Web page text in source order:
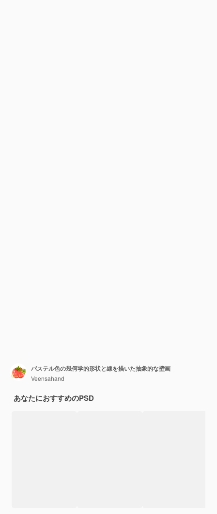
パステル色の幾何学的形状と線を描いた抽象的な壁画
Veensahand
あなたにおすすめのPSD